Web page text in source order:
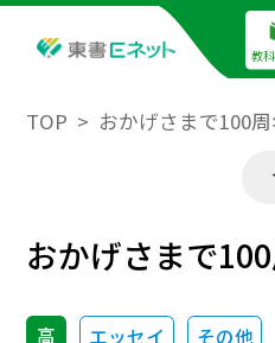
教
TOP おかげさまで100
おかげさまで
高 エッセイ その他